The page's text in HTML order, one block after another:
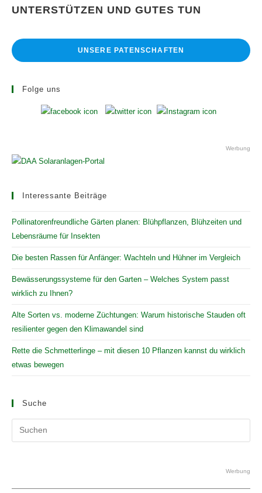
UNTERSTÜTZEN UND GUTES TUN
UNSERE PATENSCHAFTEN
Folge uns
Werbung
Interessante Beiträge
Pollinatorenfreundliche Gärten planen: Blühpflanzen, Blühzeiten und
Lebensräume für Insekten
Die besten Rassen für Anfänger: Wachteln und Hühner im Vergleich
Bewässerungssysteme für den Garten – Welches System passt
wirklich zu Ihnen?
Alte Sorten vs. moderne Züchtungen: Warum historische Stauden oft
resilienter gegen den Klimawandel sind
Rette die Schmetterlinge – mit diesen 10 Pflanzen kannst du wirklich
etwas bewegen
Suche
the
Werbung